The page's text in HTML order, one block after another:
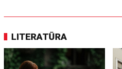
LITERATŪRA